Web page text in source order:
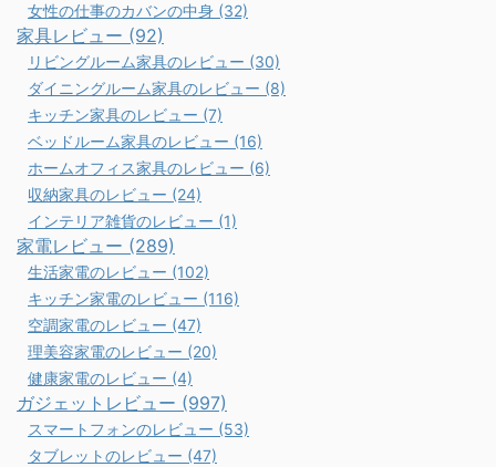
女性の仕事のカバンの中身 (32)
家具レビュー (92)
リビングルーム家具のレビュー (30)
ダイニングルーム家具のレビュー (8)
キッチン家具のレビュー (7)
ベッドルーム家具のレビュー (16)
ホームオフィス家具のレビュー (6)
収納家具のレビュー (24)
インテリア雑貨のレビュー (1)
家電レビュー (289)
生活家電のレビュー (102)
キッチン家電のレビュー (116)
空調家電のレビュー (47)
理美容家電のレビュー (20)
健康家電のレビュー (4)
ガジェットレビュー (997)
スマートフォンのレビュー (53)
タブレットのレビュー (47)